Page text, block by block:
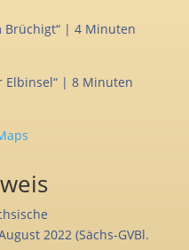
Brüchigt“ | 4 Minuten
Elbinsel“ | 8 Minuten
2022 (Sächs-GVBl.